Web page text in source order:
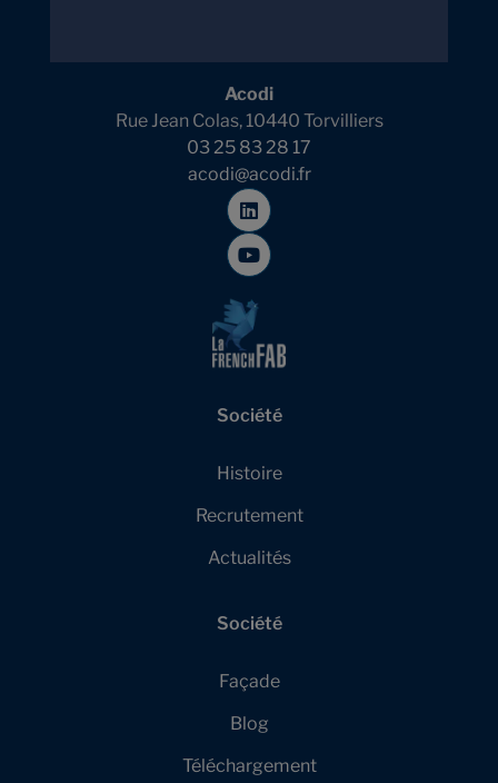
Acodi
Rue Jean Colas, 10440 Torvilliers
03 25 83 28 17
acodi@acodi.fr
Société
Histoire
Recrutement
Actualités
Société
Façade
Blog
Téléchargement